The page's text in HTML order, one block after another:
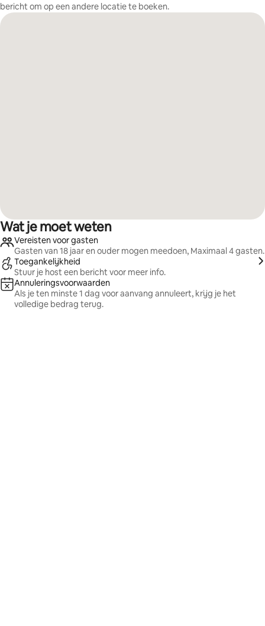
bericht om op een andere locatie te boeken.
Wat je moet weten
Vereisten voor gasten
Gasten van 18 jaar en ouder mogen meedoen, Maximaal 4 gasten.
Toegankelijkheid
Stuur je host een bericht voor meer info.
Annuleringsvoorwaarden
Als je ten minste 1 dag voor aanvang annuleert, krijg je het
volledige bedrag terug.